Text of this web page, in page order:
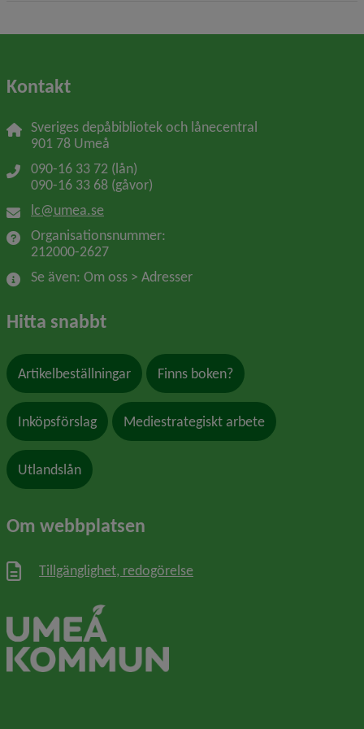
Kontakt
Sveriges depåbibliotek och lånecentral
901 78 Umeå
090-16 33 72 (lån)
090-16 33 68 (gåvor)
lc@umea.se
Organisationsnummer:
212000-2627
Se även: Om oss > Adresser
Hitta snabbt
Artikelbeställningar Finns boken?
Inköpsförslag Mediestrategiskt arbete
Utlandslån
Om webbplatsen
Tillgänglighet, redogörelse